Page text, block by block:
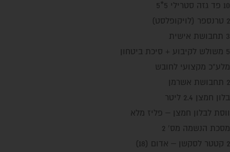
10 פד גזה סטרילי 5*5
2 טרנספר (לויקופלסט)
3 תחבושת אישית
5 משולש לקיבוע + סיכת ביטחון
מלע"כ מקצועי לחובש
2 תחבושת אשרמן
בלון חמצן 2.4 ליטר
ווסת לבלון חמצן – פליז מלא
מסכת הנשמה מס' 2
2 קטטר לסקשן – אדום (18)